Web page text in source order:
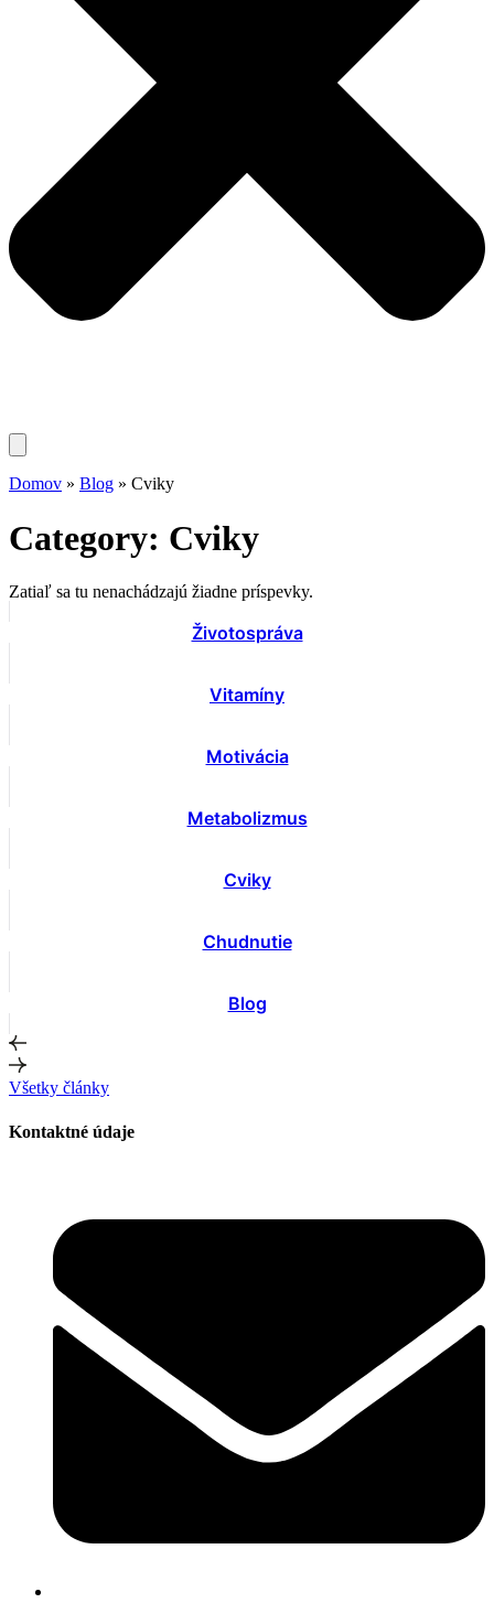
Domov » Blog » Cviky
Category: Cviky
Zatiaľ sa tu nenachádzajú žiadne príspevky.
Životospráva
Vitamíny
Motivácia
Metabolizmus
Cviky
Chudnutie
Blog
Všetky články
Kontaktné údaje